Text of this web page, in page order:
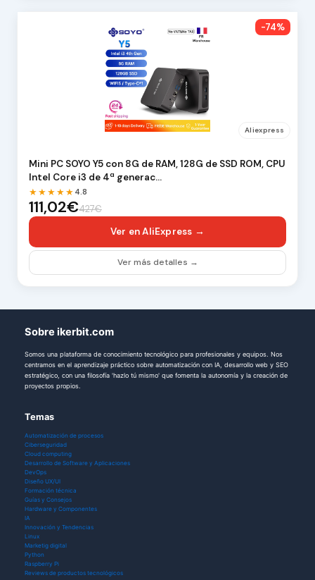
-74%
Aliexpress
Mini PC SOYO Y5 con 8G de RAM, 128G de SSD ROM, CPU
Intel Core i3 de 4ª generac…
★★★★★ 4.8
111,02€427€
Ver en AliExpress →
Ver más detalles →
Sobre ikerbit.com
Somos una plataforma de conocimiento tecnológico para profesionales y equipos. Nos
centramos en el aprendizaje práctico sobre automatización con IA, desarrollo web y SEO
estratégico, con una filosofía 'hazlo tú mismo' que fomenta la autonomía y la creación de
proyectos propios.
Temas
Automatización de procesos
Ciberseguridad
Cloud computing
Desarrollo de Software y Aplicaciones
DevOps
Diseño UX/UI
Formación técnica
Guías y Consejos
Hardware y Componentes
IA
Innovación y Tendencias
Linux
Marketig digital
Python
Raspberry Pi
Reviews de productos tecnológicos